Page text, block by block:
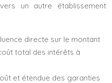
un autre établissement
directe sur le montant
total des intérêts à
et étendue des garanties